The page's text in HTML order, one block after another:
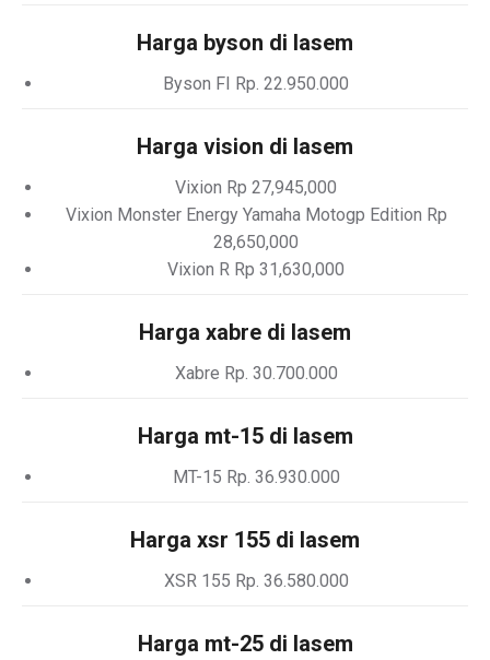
Harga byson di lasem
Byson FI Rp. 22.950.000
Harga vision di lasem
Vixion Rp 27,945,000
Vixion Monster Energy Yamaha Motogp Edition Rp
28,650,000
Vixion R Rp 31,630,000
Harga xabre di lasem
Xabre Rp. 30.700.000
Harga mt-15 di lasem
MT-15 Rp. 36.930.000
Harga xsr 155 di lasem
XSR 155 Rp. 36.580.000
Harga mt-25 di lasem